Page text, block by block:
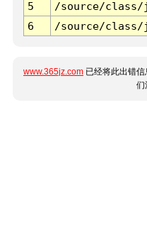
5
/source/class/
6
/source/class/
www.365jz.com 已经将此出错
们